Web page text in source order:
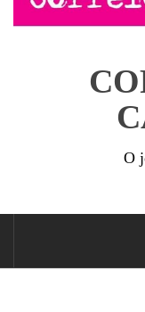
O